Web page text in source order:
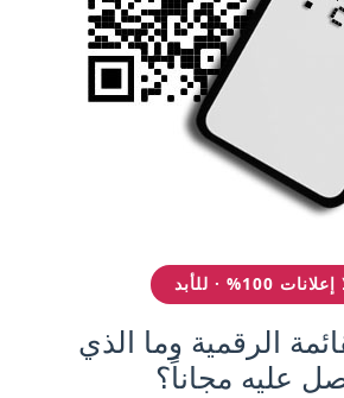
100% · للأبد
الرقمية وما الذي
عليه مجاناً؟